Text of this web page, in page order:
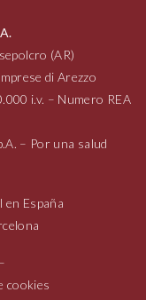
(AR)
di Arezzo
i.v. – Numero REA
– Por una salud
en España
–
cookies